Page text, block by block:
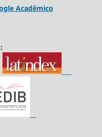
Acadêmico